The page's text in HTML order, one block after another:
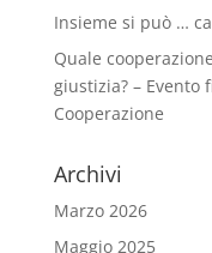
Insieme si può …
Quale
giustizia? – Evento
Cooperazione
Archivi
Marzo 2026
Maggio 2025